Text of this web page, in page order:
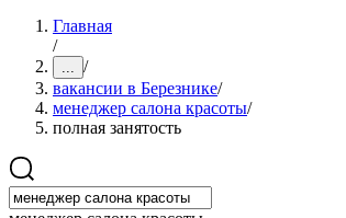
Главная
/
... /
вакансии в Березнике/
менеджер салона красоты/
полная занятость